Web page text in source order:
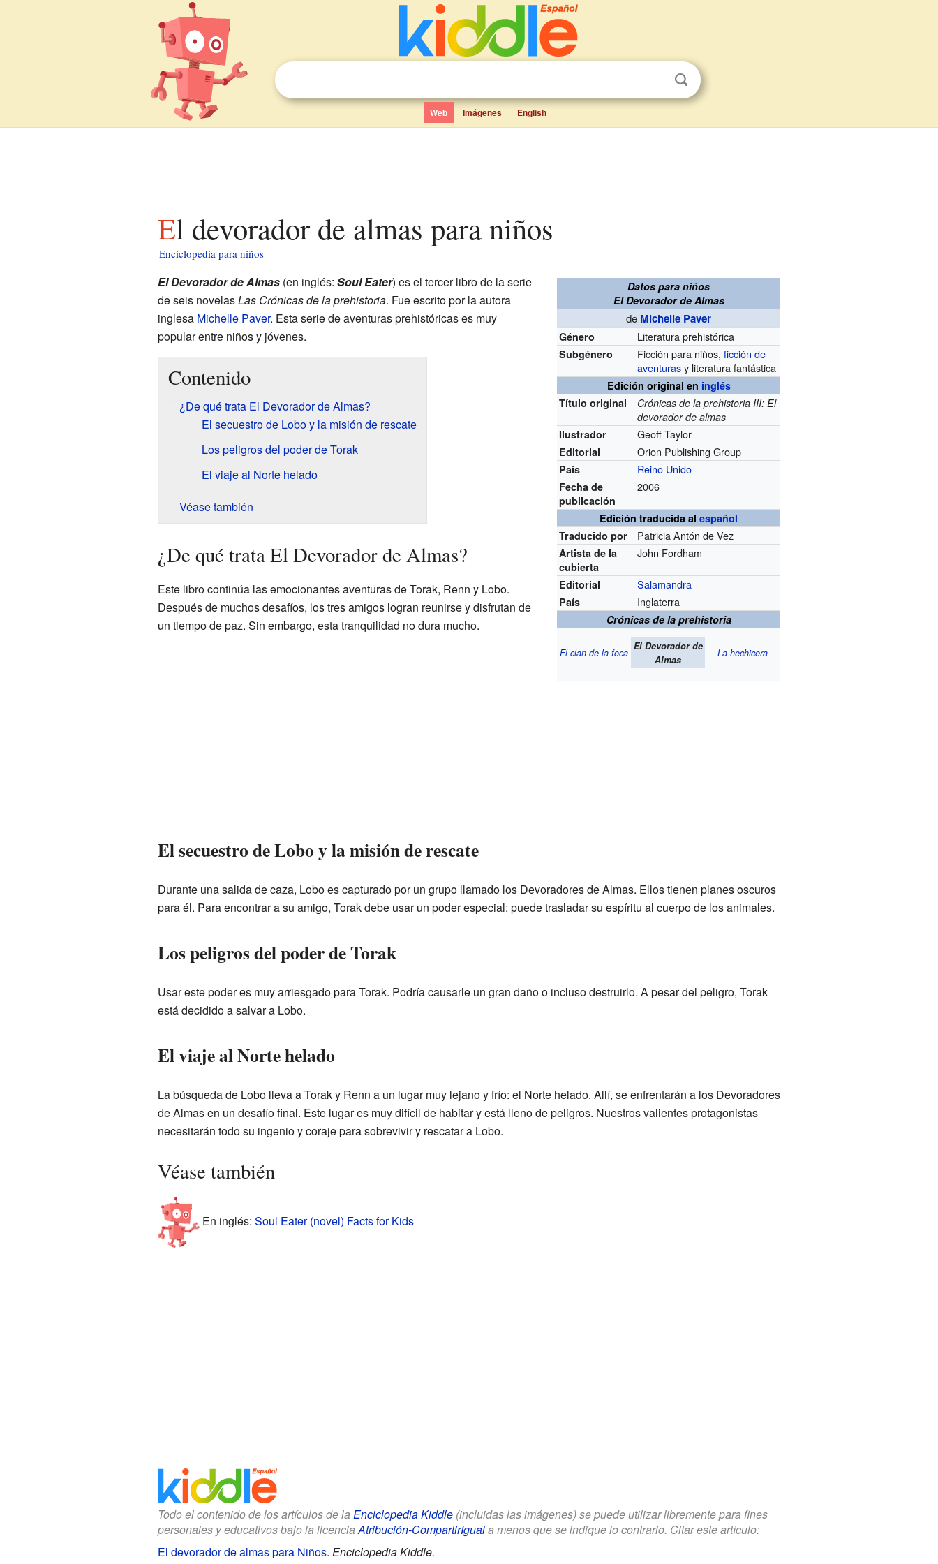
Web Imágenes English
El devorador de almas para niños
Enciclopedia para niños
Datos para niños
El Devorador de Almas
de Michelle Paver
Género Literatura prehistórica
Subgénero Ficción para niños,ficción de
aventurasy literatura fantástica
Edición original en inglés
Título original
Crónicas de la prehistoria III: El
devorador de almas
Ilustrador
Geoff Taylor
Editorial Orion Publishing Group
País Reino Unido
Fecha de
publicación
2006
Edición traducida alespañol
Traducido por
Patricia Antón de Vez
Artista de la
cubierta
John Fordham
Editorial Salamandra
País Inglaterra
Crónicas de la prehistoria
El clan de la foca
El Devorador de
Almas
La hechicera
El Devorador de Almas(en inglés: Soul Eater) es el tercer libro de la serie
de seis novelasLas Crónicas de la prehistoria. Fue escrito por la autora
inglesa Michelle Paver. Esta serie de aventuras prehistóricas es muy
popular entre niños y jóvenes.
Contenido
¿De qué trata El Devorador de Almas?
El secuestro de Lobo y la misión de rescate
Los peligros del poder de Torak
El viaje al Norte helado
Véase también
¿De qué trata El Devorador de Almas?
Este libro continúa las emocionantes aventuras de Torak, Renn y Lobo.
Después de muchos desafíos, los tres amigos logran reunirse y disfrutan de
un tiempo de paz. Sin embargo, esta tranquilidad no dura mucho.
El secuestro de Lobo y la misión de rescate
Durante una salida de caza, Lobo es capturado por un grupo llamado los Devoradores de Almas. Ellos tienen planes oscuros
para él. Para encontrar a su amigo, Torak debe usar un poder especial: puede trasladar su espíritu al cuerpo de los animales.
Los peligros del poder de Torak
Usar este poder es muy arriesgado para Torak. Podría causarle un gran daño o incluso destruirlo. A pesar del peligro, Torak
está decidido a salvar a Lobo.
El viaje al Norte helado
La búsqueda de Lobo lleva a Torak y Renn a un lugar muy lejano y frío: el Norte helado. Allí, se enfrentarán a los Devoradores
de Almas en un desafío final. Este lugar es muy difícil de habitar y está lleno de peligros. Nuestros valientes protagonistas
necesitarán todo su ingenio y coraje para sobrevivir y rescatar a Lobo.
Véase también
En inglés: Soul Eater (novel) Facts for Kids
Todo el contenido de los artículos de la Enciclopedia Kiddle(incluidas las imágenes) se puede utilizar libremente para fines
personales y educativos bajo la licenciaAtribución-CompartirIguala menos que se indique lo contrario. Citar este artículo:
El devorador de almas para Niños. Enciclopedia Kiddle.